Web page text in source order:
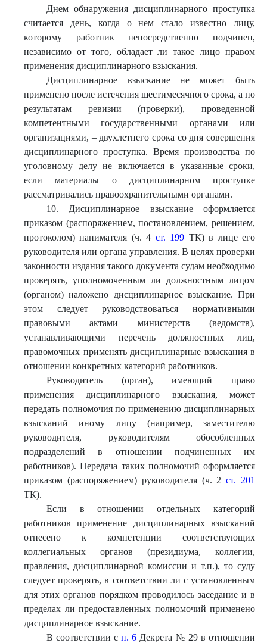
Днем обнаружения дисциплинарного проступка
считается день, когда о нем стало известно лицу,
которому работник непосредственно подчинен,
независимо от того, обладает ли такое лицо правом
применения дисциплинарного взыскания.
Дисциплинарное взыскание не может быть
применено после истечения шестимесячного срока, а по
результатам ревизии (проверки), проведенной
компетентными государственными органами или
организациями, – двухлетнего срока со дня совершения
дисциплинарного проступка. Время производства по
уголовному делу не включается в указанные сроки,
если материалы о дисциплинарном проступке
рассматривались правоохранительными органами.
10. Дисциплинарное взыскание оформляется
приказом (распоряжением, постановлением, решением,
протоколом) нанимателя (ч. 4 ст. 199 ТК) в лице его
руководителя или органа управления. В целях проверки
законности издания такого документа судам необходимо
проверять, уполномоченным ли должностным лицом
(органом) наложено дисциплинарное взыскание. При
этом следует руководствоваться нормативными
правовыми актами министерств (ведомств),
устанавливающими перечень должностных лиц,
правомочных применять дисциплинарные взыскания в
отношении конкретных категорий работников.
Руководитель (орган), имеющий право
применения дисциплинарного взыскания, может
передать полномочия по применению дисциплинарных
взысканий иному лицу (например, заместителю
руководителя, руководителям обособленных
подразделений в отношении подчиненных им
работников). Передача таких полномочий оформляется
приказом (распоряжением) руководителя (ч. 2ст. 201
ТК).
Если в отношении отдельных категорий
работников применение дисциплинарных взысканий
отнесено к компетенции соответствующих
коллегиальных органов (президиума, коллегии,
правления, дисциплинарной комиссии и т.п.), то суду
следует проверять, в соответствии ли с установленным
для этих органов порядком проводилось заседание и в
пределах ли предоставленных полномочий применено
дисциплинарное взыскание.
В соответствии сп. 6 Декрета № 29 в отношении